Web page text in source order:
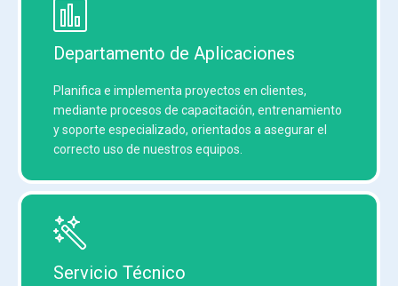
Departamento de Aplicaciones
Planifica e implementa proyectos en clientes,
mediante procesos de capacitación, entrenamiento
y soporte especializado, orientados a asegurar el
correcto uso de nuestros equipos.
Servicio Técnico